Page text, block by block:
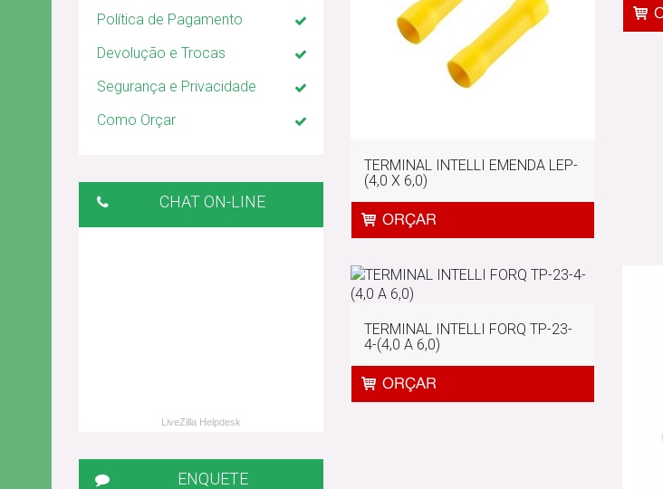
Política de Pagamento
Devolução e Trocas
Segurança e Privacidade
Como Orçar
CHAT ON-LINE
LiveZilla Helpdesk
ENQUETE
TERMINAL INTELLI EMENDA LEP-
(4,0 X 6,0)
TERMINAL INTELLI FORQ TP-23-
4-(4,0 A 6,0)